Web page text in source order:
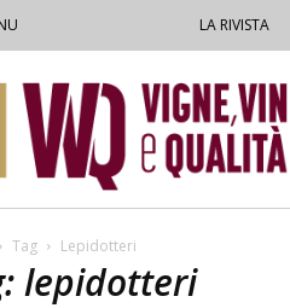
LA RIVISTA
Tag Lepidotteri
lepidotteri